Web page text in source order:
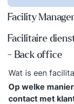
Facility
Facilitaire
- Back office
Wat is een
Op welke
contact met